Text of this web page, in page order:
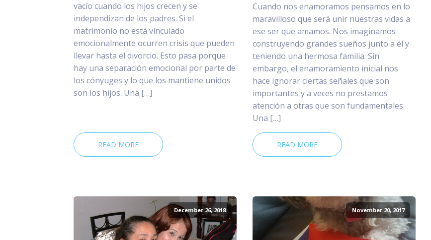
vacío cuando los hijos crecen y se
independizan de los padres. Si el
matrimonio no está vinculado
emocionalmente ocurren crisis que pueden
llevar hasta el divorcio. Esto pasa porque
hay una separación emocional por parte de
los cónyuges y lo que los mantiene unidos
son los hijos. Una […]
READ MORE
Cuando nos enamoramos pensamos en lo
maravilloso que será unir nuestras vidas a
ese ser que amamos. Nos imaginamos
construyendo grandes sueños junto a él y
teniendo una hermosa familia. Sin
embargo, el enamoramiento inicial nos
hace ignorar ciertas señales que son
importantes y a veces no prestamos
atención a otras que son fundamentales.
Una […]
READ MORE
December 26, 2018 November 20, 2017